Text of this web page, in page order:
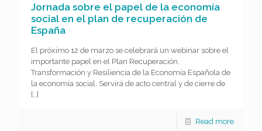
Jornada sobre el papel de la economía
social en el plan de recuperación de
España
El próximo 12 de marzo se celebrará un webinar sobre el
importante papel en el Plan Recuperación,
Transformación y Resiliencia de la Economía Española de
la economía social. Servirá de acto central y de cierre de
[…]
Read more